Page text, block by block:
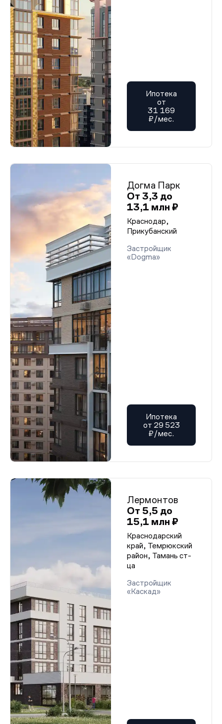
Ипотека
от
31 169
₽/мес.
Догма Парк
От 3,3 до
13,1 млн ₽
Краснодар,
Прикубанский
Застройщик
«Dogma»
Ипотека
от 29 523
₽/мес.
Лермонтов
От 5,5 до
15,1 млн ₽
Краснодарский
край, Темрюкский
район, Тамань ст-
ца
Застройщик
«Каскад»